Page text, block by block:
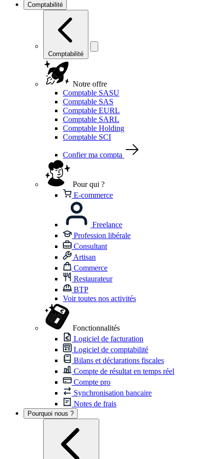
Comptabilité
Comptabilité
Notre offre
Comptable SASU
Comptable SAS
Comptable EURL
Comptable SARL
Comptable Holding
Comptable SCI
Confier ma compta
Pour qui ?
E-commerce
Freelance
Profession libérale
Consultant
Artisan
Commerce
Restaurateur
BTP
Voir toutes nos activités
Fonctionnalités
Logiciel de facturation
Logiciel de comptabilité
Bilans et déclarations fiscales
Compte de résultat en temps réel
Compte pro
Synchronisation bancaire
Notes de frais
Pourquoi nous ?